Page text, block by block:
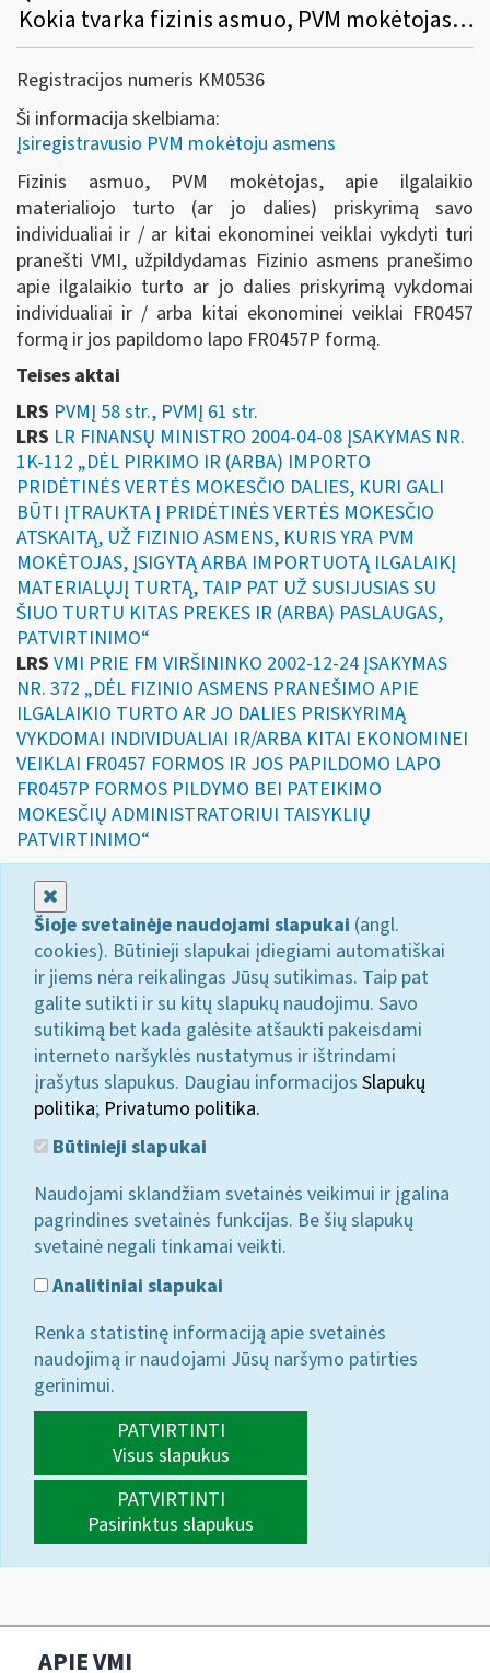
Kokia tvarka fizinis asmuo, PVM mokėtojas, turi mokesčių administratoriui deklaruoti įsigyto ilgalaikio materialiojo turto priskyrimą savo ekonominei veiklai?
Registracijos numeris KM0536
Ši informacija skelbiama:
Įsiregistravusio PVM mokėtoju asmens
Fizinis asmuo, PVM mokėtojas, apie ilgalaikio
materialiojo turto (ar jo dalies) priskyrimą savo
individualiai ir / ar kitai ekonominei veiklai vykdyti turi
pranešti VMI, užpildydamas Fizinio asmens pranešimo
apie ilgalaikio turto ar jo dalies priskyrimą vykdomai
individualiai ir / arba kitai ekonominei veiklai FR0457
formą ir jos papildomo lapo FR0457P formą.
Teises aktai
LRS PVMĮ 58 str., PVMĮ 61 str.
LRS LR FINANSŲ MINISTRO 2004-04-08 ĮSAKYMAS NR.
1K-112 „DĖL PIRKIMO IR (ARBA) IMPORTO
PRIDĖTINĖS VERTĖS MOKESČIO DALIES, KURI GALI
BŪTI ĮTRAUKTA Į PRIDĖTINĖS VERTĖS MOKESČIO
ATSKAITĄ, UŽ FIZINIO ASMENS, KURIS YRA PVM
MOKĖTOJAS, ĮSIGYTĄ ARBA IMPORTUOTĄ ILGALAIKĮ
MATERIALŲJĮ TURTĄ, TAIP PAT UŽ SUSIJUSIAS SU
ŠIUO TURTU KITAS PREKES IR (ARBA) PASLAUGAS,
PATVIRTINIMO“
LRS VMI PRIE FM VIRŠININKO 2002-12-24 ĮSAKYMAS
NR. 372 „DĖL FIZINIO ASMENS PRANEŠIMO APIE
ILGALAIKIO TURTO AR JO DALIES PRISKYRIMĄ
VYKDOMAI INDIVIDUALIAI IR/ARBA KITAI EKONOMINEI
VEIKLAI FR0457 FORMOS IR JOS PAPILDOMO LAPO
FR0457P FORMOS PILDYMO BEI PATEIKIMO
MOKESČIŲ ADMINISTRATORIUI TAISYKLIŲ
PATVIRTINIMO“
Šioje svetainėje naudojami slapukai (angl.
cookies). Būtinieji slapukai įdiegiami automatiškai
ir jiems nėra reikalingas Jūsų sutikimas. Taip pat
galite sutikti ir su kitų slapukų naudojimu. Savo
sutikimą bet kada galėsite atšaukti pakeisdami
interneto naršyklės nustatymus ir ištrindami
įrašytus slapukus. Daugiau informacijos Slapukų
politika; Privatumo politika.
Būtinieji slapukai
Naudojami sklandžiam svetainės veikimui ir įgalina
pagrindines svetainės funkcijas. Be šių slapukų
svetainė negali tinkamai veikti.
Analitiniai slapukai
Renka statistinę informaciją apie svetainės
naudojimą ir naudojami Jūsų naršymo patirties
gerinimui.
PATVIRTINTI
Visus slapukus
PATVIRTINTI
Pasirinktus slapukus
APIE VMI